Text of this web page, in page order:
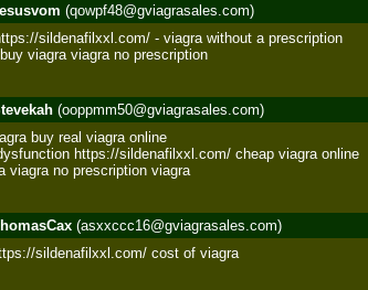
(qowpf48@gviagrasales.com)
sildenafilxxl.com/ - viagra without a prescription
viagra viagra no prescription
(ooppmm50@gviagrasales.com)
buy real viagra online
https://sildenafilxxl.com/ cheap viagra online
viagra no prescription viagra
(asxxccc16@gviagrasales.com)
sildenafilxxl.com/ cost of viagra